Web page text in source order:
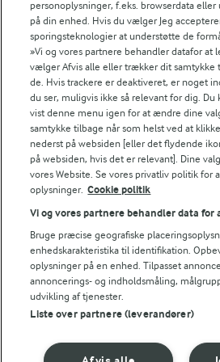
spise det som croutoner på
1 2 3
NÆRINGSINDHOLD, PR 100 G
Energiindhold:
333 kJ / 80 kcal
Energifordeling
Andre gode forslag
personoplysninger, f.eks. browserdata
på din enhed. Hvis du vælger Jeg
sporingsteknologier at understøtte de
»Vi og vores partnere behandler datafor at
vælger Afvis alle eller trækker dit samtykke
de. Hvis trackere er deaktiveret, er noget
du ser, muligvis ikke så relevant for dig.
vist denne menu igen for at ændre dine
samtykke tilbage når som helst ved at
nederst på websiden [eller det flydende
på websiden, hvis det er relevant]. Dine
vores Website. Se vores privatliv politik for
oplysninger. Cookie politik
Vi og vores partnere behandler data for
Bruge præcise geografiske
enhedskarakteristika til identifikation.
oplysninger på en enhed. Tilpasset
annoncerings- og indholdsmåling,
udvikling af tjenester.
Liste over partnere (leverandører)